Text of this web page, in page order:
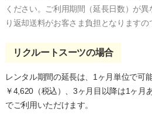
ください。ご利用期間（延長日数）が
り返却送料がお客さま負担となりますの
リクルートスーツの場合
レンタル期間の延長は、1ヶ月単位で可
￥4,620（税込）、3ヶ月目以降は1ヶ月
でご利用いただけます。